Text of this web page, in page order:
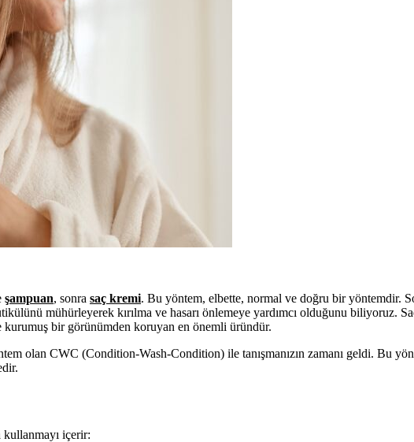
şampuan, sonra saç kremi. Bu yöntem, elbette, normal ve doğru bir yöntemdir.
mühürleyerek kırılma ve hasarı önlemeye yardımcı olduğunu biliyoruz.
kurumuş bir görünümden koruyan en önemli üründür.
olan CWC (Condition-Wash-Condition) ile tanışmanızın zamanı geldi. Bu
içerir: